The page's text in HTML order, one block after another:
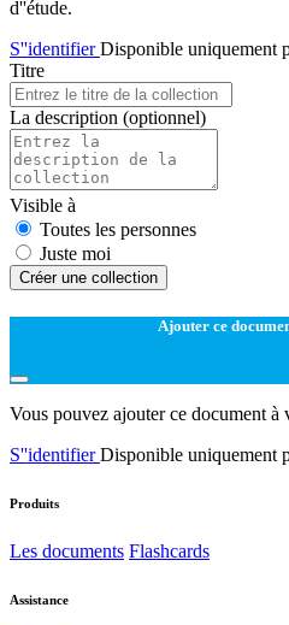
d''étude.
S''identifierDisponible uniquement
Titre
La description (optionnel)
Visible à
Toutes les personnes
Juste moi
Créer une collection
Ajouter ce
Vous pouvez ajouter ce document à
S''identifierDisponible uniquement
Produits
Les documents Flashcards
Assistance